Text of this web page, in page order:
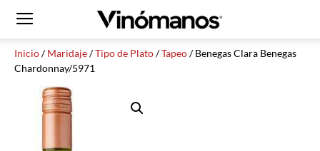
Inicio/Maridaje/Tipo de Plato/Tapeo/ Benegas Clara Benegas
Chardonnay/5971